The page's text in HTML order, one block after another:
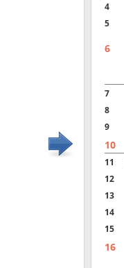
4
5
6
7
8
9
10
11
12
13
14
15
16